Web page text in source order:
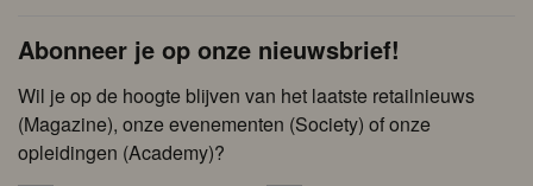
Abonneer je op onze nieuwsbrief!
Wil je op de hoogte blijven van het laatste retailnieuws
(Magazine), onze evenementen (Society) of onze
opleidingen (Academy)?